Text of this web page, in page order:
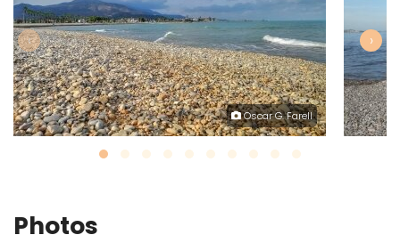
Oscar G. Farell
‹ ›
Photos